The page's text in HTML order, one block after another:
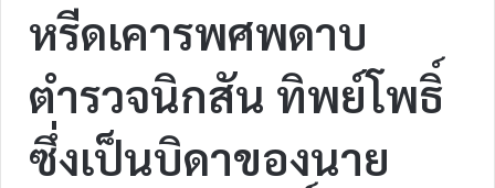
หรีดเคารพศพดาบ
ตำรวจนิกสัน ทิพย์โพธิ์
ซึ่งเป็นบิดาของนาย